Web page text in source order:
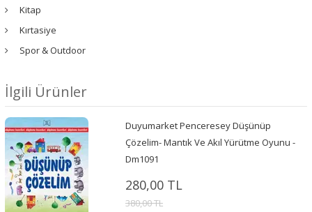
Kitap
Kırtasiye
Spor & Outdoor
İlgili Ürünler
Duyumarket Penceresey Düşünüp
Çözelim- Mantık Ve Akıl Yürütme Oyunu -
Dm1091
280,00 TL
380,00 TL